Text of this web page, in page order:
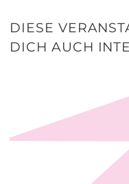
DIESE
DICH AUCH